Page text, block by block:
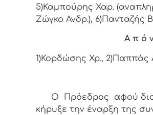
5)Καμπούρης Χαρ.
Ζώγκο Ανδρ.), 6)Πανταζής
Α π ό
1)Κορδώσης Χρ., 2)Παππάς
Ο Πρόεδρος αφού
κήρυξε την έναρξη της